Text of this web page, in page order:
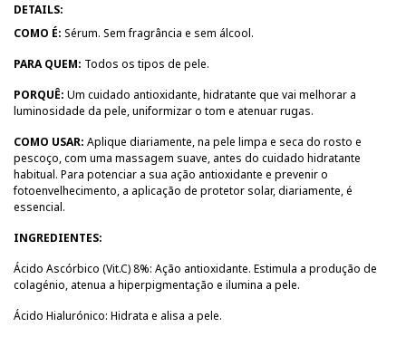
DETAILS:
COMO É: Sérum. Sem fragrância e sem álcool.
PARA QUEM: Todos os tipos de pele.
PORQUÊ: Um cuidado antioxidante, hidratante que vai melhorar a
luminosidade da pele, uniformizar o tom e atenuar rugas.
COMO USAR: Aplique diariamente, na pele limpa e seca do rosto e
pescoço, com uma massagem suave, antes do cuidado hidratante
habitual. Para potenciar a sua ação antioxidante e prevenir o
fotoenvelhecimento, a aplicação de protetor solar, diariamente, é
essencial.
INGREDIENTES:
Ácido Ascórbico (Vit.C) 8%: Ação antioxidante. Estimula a produção de
colagénio, atenua a hiperpigmentação e ilumina a pele.
Ácido Hialurónico: Hidrata e alisa a pele.